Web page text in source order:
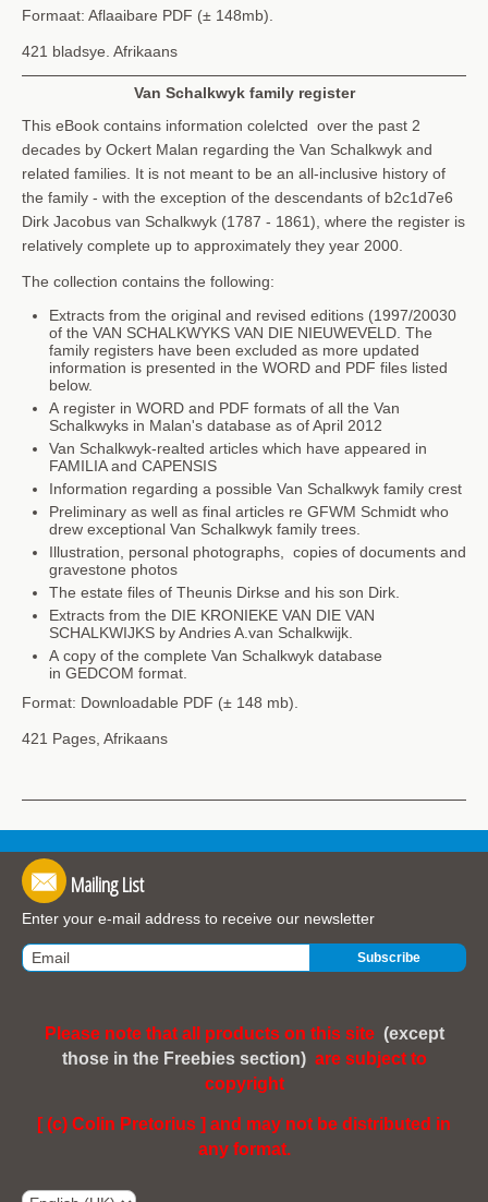
Formaat: Aflaaibare PDF (± 148mb).
421 bladsye. Afrikaans
Van Schalkwyk family register
This eBook contains information colelcted over the past 2
decades by Ockert Malan regarding the Van Schalkwyk and
related families. It is not meant to be an all-inclusive history of
the family - with the exception of the descendants of b2c1d7e6
Dirk Jacobus van Schalkwyk (1787 - 1861), where the register is
relatively complete up to approximately they year 2000.
The collection contains the following:
Extracts from the original and revised editions (1997/20030
of the VAN SCHALKWYKS VAN DIE NIEUWEVELD. The
family registers have been excluded as more updated
information is presented in the WORD and PDF files listed
below.
A register in WORD and PDF formats of all the Van
Schalkwyks in Malan's database as of April 2012
Van Schalkwyk-realted articles which have appeared in
FAMILIA and CAPENSIS
Information regarding a possible Van Schalkwyk family crest
Preliminary as well as final articles re GFWM Schmidt who
drew exceptional Van Schalkwyk family trees.
Illustration, personal photographs, copies of documents and
gravestone photos
The estate files of Theunis Dirkse and his son Dirk.
Extracts from the DIE KRONIEKE VAN DIE VAN
SCHALKWIJKS by Andries A.van Schalkwijk.
A copy of the complete Van Schalkwyk database
in GEDCOM format.
Format: Downloadable PDF (± 148 mb).
421 Pages, Afrikaans
Mailing List
Enter your e-mail address to receive our newsletter
Please note that all products on this site (except
those in the Freebies section) are subject to
copyright
[ (c) Colin Pretorius ] and may not be distributed in
any format.